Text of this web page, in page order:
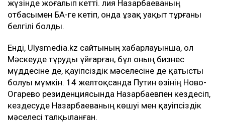
жүзінде жоғалып кетті. Әлия Назарбаеваның
отбасымен БАӘ-ге кетіп, онда ұзақ уақыт тұрғаны
белгілі болды.
Енді, Ulysmedia.kz сайтының хабарлауынша, ол
Мәскеуде тұруды ұйғарған, бұл оның бизнес
мүддесіне де, қауіпсіздік мәселесіне де қатысты
болуы мүмкін. 14 желтоқсанда Путин өзінің Ново-
Огарево резиденциясында Назарбаевпен кездесіп,
кездесуде Назарбаеваның көшуі мен қауіпсіздік
мәселесі талқыланған.